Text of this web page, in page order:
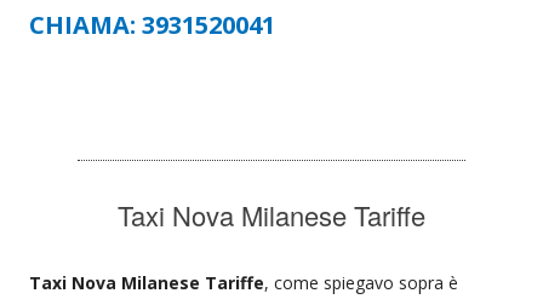
CHIAMA: 3931520041
Taxi Nova Milanese Tariffe
Taxi Nova Milanese Tariffe, come spiegavo sopra è